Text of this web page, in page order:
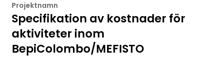
Projektnamn
Specifikation av kostnader för
aktiviteter inom
BepiColombo/MEFISTO